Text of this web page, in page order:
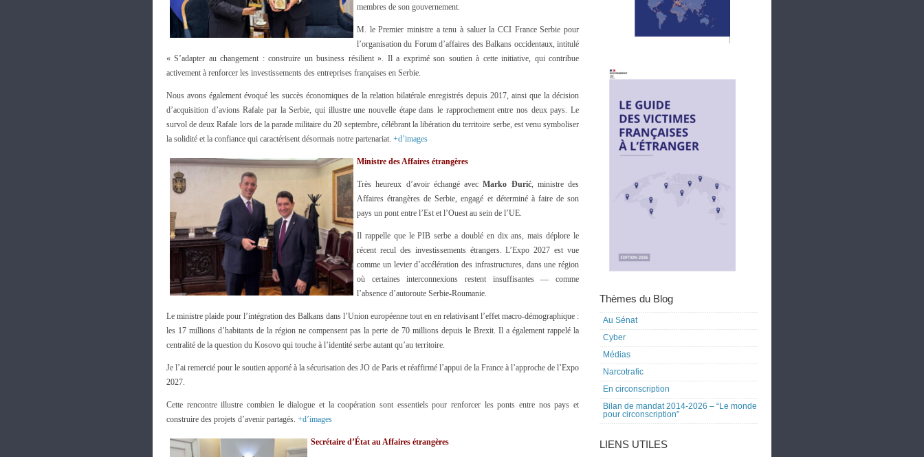
membres de son gouvernement.
M. le Premier ministre a tenu à saluer la CCI France Serbie pour
l’organisation du Forum d’affaires des Balkans occidentaux, intitulé
« S’adapter au changement : construire un business résilient ». Il a exprimé son soutien à cette initiative, qui contribue
activement à renforcer les investissements des entreprises françaises en Serbie.
Nous avons également évoqué les succès économiques de la relation bilatérale enregistrés depuis 2017, ainsi que la décision
d’acquisition d’avions Rafale par la Serbie, qui illustre une nouvelle étape dans le rapprochement entre nos deux pays. Le
survol de deux Rafale lors de la parade militaire du 20 septembre, célébrant la libération du territoire serbe, est venu symboliser
la solidité et la confiance qui caractérisent désormais notre partenariat. +d’images
Ministre des Affaires étrangères
Très heureux d’avoir échangé avecMarko Đurić, ministre des
Affaires étrangères de Serbie, engagé et déterminé à faire de son
pays un pont entre l’Est et l’Ouest au sein de l’UE.
Il rappelle que le PIB serbe a doublé en dix ans, mais déplore le
récent recul des investissements étrangers. L’Expo 2027 est vue
comme un levier d’accélération des infrastructures, dans une région
où certaines interconnexions restent insuffisantes — comme
l’absence d’autoroute Serbie-Roumanie.
Le ministre plaide pour l’intégration des Balkans dans l’Union européenne tout en en relativisant l’effet macro-démographique :
les 17 millions d’habitants de la région ne compensent pas la perte de 70 millions depuis le Brexit. Il a également rappelé la
centralité de la question du Kosovo qui touche à l’identité serbe autant qu’au territoire.
Je l’ai remercié pour le soutien apporté à la sécurisation des JO de Paris et réaffirmé l’appui de la France à l’approche de l’Expo
2027.
Cette rencontre illustre combien le dialogue et la coopération sont essentiels pour renforcer les ponts entre nos pays et
construire des projets d’avenir partagés. +d’images
Secrétaire d’État au Affaires étrangères
Thèmes du Blog
Au Sénat
Cyber
Médias
Narcotrafic
En circonscription
Bilan de mandat 2014-2026 – “Le monde
pour circonscription”
LIENS UTILES